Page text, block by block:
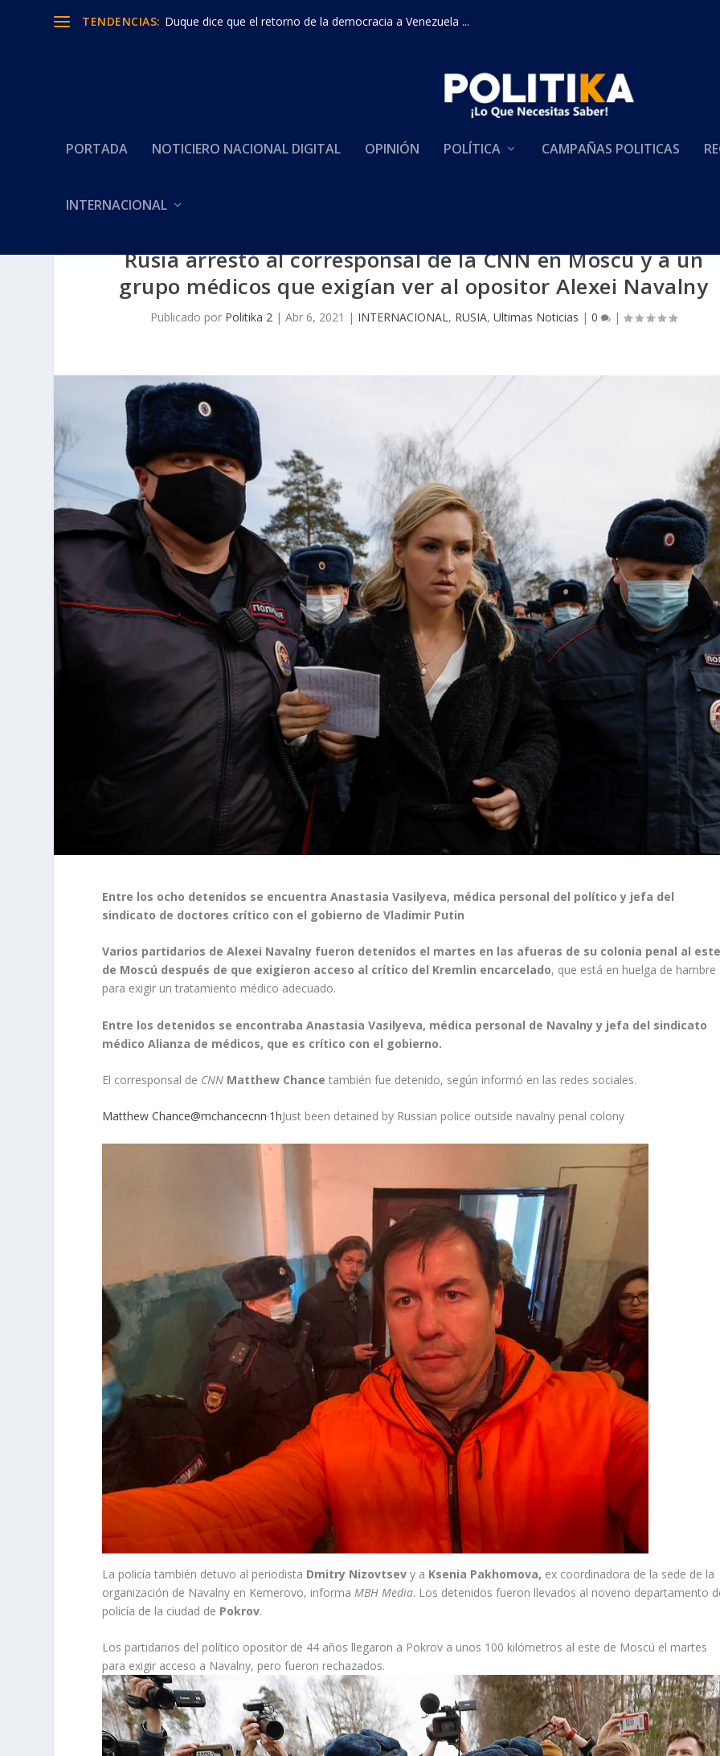
TENDENCIAS: Declaración de los Gobiernos de Colombia, Brasil, Perú ...
PORTADA NOTICIERO NACIONAL DIGITAL OPINIÓN POLÍTICA CAMPAÑAS POLITICAS
INTERNACIONAL
Rusia arrestó al corresponsal de la CNN en Moscú y a un
grupo médicos que exigían ver al opositor Alexei Navalny
Publicado por Politika 2 |Abr 6, 2021 | INTERNACIONAL, RUSIA,Ultimas Noticias |0 |
Entre los ocho detenidos se encuentra Anastasia Vasilyeva, médica personal del político y jefa del
sindicato de doctores crítico con el gobierno de Vladimir Putin
Varios partidarios de Alexei Navalny fueron detenidos el martes en las afueras de su colonia penal al
de Moscú después de que exigieron acceso al crítico del Kremlin encarcelado, que está en huelga de hambre
para exigir un tratamiento médico adecuado.
Entre los detenidos se encontraba Anastasia Vasilyeva, médica personal de Navalny y jefa del sindicato
médico Alianza de médicos, que es crítico con el gobierno.
El corresponsal de CNN Matthew Chance también fue detenido, según informó en las redes sociales.
Matthew Chance@mchancecnn·1hJust been detained by Russian police outside navalny penal colony
La policía también detuvo al periodista Dmitry Nizovtsev y a Ksenia Pakhomova, ex coordinadora de la sede de la
organización de Navalny en Kemerovo, informaMBH Media. Los detenidos fueron llevados al noveno departamento
policía de la ciudad de Pokrov.
Los partidarios del político opositor de 44 años llegaron a Pokrov a unos 100 kilómetros al este de Moscú el martes
para exigir acceso a Navalny, pero fueron rechazados.